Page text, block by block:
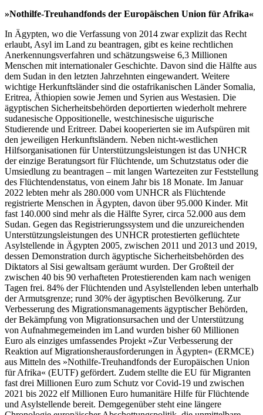
»Nothilfe-Treuhandfonds der Europäischen Union für Afrika«
In Ägypten, wo die Verfassung von 2014 zwar explizit das Recht
erlaubt, Asyl im Land zu beantragen, gibt es keine rechtlichen
Anerkennungsverfahren und schätzungsweise 6,3 Millionen
Menschen mit internationaler Geschichte. Davon sind die Hälfte aus
dem Sudan in den letzten Jahrzehnten eingewandert. Weitere
wichtige Herkunftsländer sind die ostafrikanischen Länder Somalia,
Eritrea, Äthiopien sowie Jemen und Syrien aus Westasien. Die
ägyptischen Sicherheitsbehörden deportierten wiederholt mehrere
sudanesische Oppositionelle, westchinesische uigurische
Studierende und Eritreer. Dabei kooperierten sie im Aufspüren mit
den jeweiligen Herkunftsländern. Neben nicht-westlichen
Hilfsorganisationen für Unterstützungsleistungen ist das UNHCR
der einzige Beratungsort für Flüchtende, um Schutzstatus oder die
Umsiedlung zu beantragen – mit langen Wartezeiten zur Feststellung
des Flüchtendenstatus, von einem Jahr bis 18 Monate. Im Januar
2022 lebten mehr als 280.000 vom UNHCR als Flüchtende
registrierte Menschen in Ägypten, davon über 95.000 Kinder. Mit
fast 140.000 sind mehr als die Hälfte Syrer, circa 52.000 aus dem
Sudan. Gegen das Registrierungssystem und die unzureichenden
Unterstützungsleistungen des UNHCR protestierten geflüchtete
Asylstellende in Ägypten 2005, zwischen 2011 und 2013 und 2019,
dessen Demonstration durch ägyptische Sicherheitsbehörden des
Diktators al Sisi gewaltsam geräumt wurden. Der Großteil der
zwischen 40 bis 90 verhafteten Protestierenden kam nach wenigen
Tagen frei. 84% der Flüchtenden und Asylstellenden leben unterhalb
der Armutsgrenze; rund 30% der ägyptischen Bevölkerung. Zur
Verbesserung des Migrationsmanagements ägyptischer Behörden,
der Bekämpfung von Migrationsursachen und der Unterstützung
von Aufnahmegemeinden im Land wurden bisher 60 Millionen
Euro als einziges umfassendes Projekt »Zur Verbesserung der
Reaktion auf Migrationsherausforderungen in Ägypten« (ERMCE)
aus Mitteln des »Nothilfe-Treuhandfonds der Europäischen Union
für Afrika« (EUTF) gefördert. Zudem stellte die EU für Migranten
fast drei Millionen Euro zum Schutz vor Covid-19 und zwischen
2021 bis 2022 elf Millionen Euro humanitäre Hilfe für Flüchtende
und Asylstellende bereit. Demgegenüber steht eine längere